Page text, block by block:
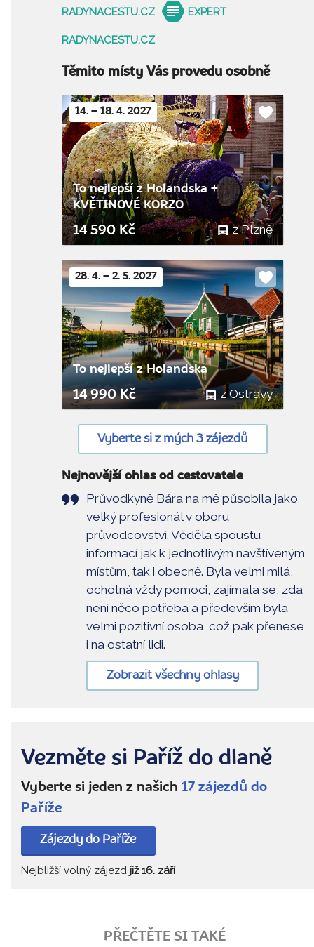
RADYNACESTU.CZ EXPERT
RADYNACESTU.CZ
Těmito místy Vás provedu osobně
14. – 18. 4. 2027
Do
oblíbených
To nejlepší z Holandska +
KVĚTINOVÉ KORZO
14 590 Kč z Plzně
28. 4. – 2. 5. 2027
Do
oblíbených
To nejlepší z Holandska
14 990 Kč z Ostravy
Vyberte si z mých 3 zájezdů
Nejnovější ohlas od cestovatele
Průvodkyně Bára na mě působila jako
velký profesionál v oboru
průvodcovství. Věděla spoustu
informací jak k jednotlivým navštíveným
místům, tak i obecně. Byla velmi milá,
ochotná vždy pomoci, zajímala se, zda
není něco potřeba a především byla
velmi pozitivní osoba, což pak přenese
i na ostatní lidi.
Zobrazit všechny ohlasy
Vezměte si Paříž do dlaně
Vyberte si jeden z našich 17 zájezdů do
Paříže
Zájezdy do Paříže
Nejbližší volný zájezd již 16. září
PŘEČTĚTE SI TAKÉ